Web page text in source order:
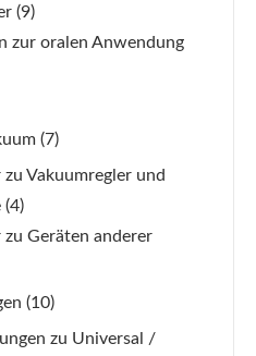
(9)
zur oralen Anwendung
(7)
Vakuumregler und
(4)
Geräten anderer
(10)
zu Universal /